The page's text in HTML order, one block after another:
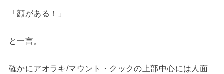
「顔がある！」
と一言。
確かにアオラキ/マウント・クックの上部中心には人面